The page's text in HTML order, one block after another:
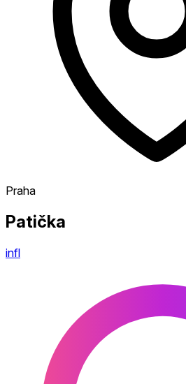
Praha
Patička
infl